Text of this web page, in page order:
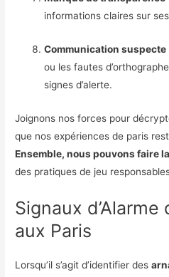
informations claires sur
Communication suspecte
ou les fautes
signes d’alerte.
Joignons nos forces pour
que nos expériences de paris
Ensemble, nous pouvons faire
des pratiques de jeu
Signaux
aux Paris
Lorsqu’il s’agit d’identifier des